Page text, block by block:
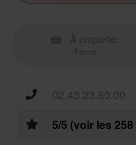
02.43.23.80.00
5/5 (voir les